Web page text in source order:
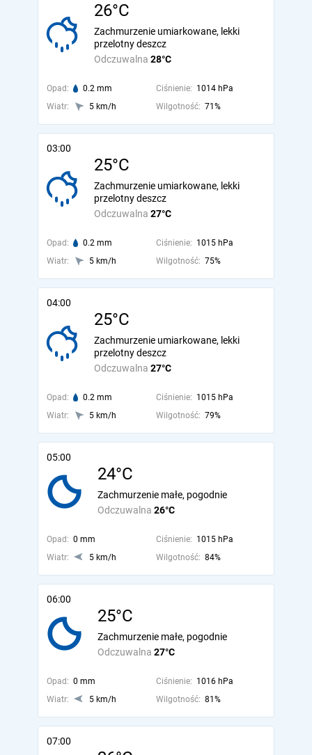
26°C
Odczuwalna 28°C
Zachmurzenie umiarkowane, lekki
przelotny deszcz
Opad: 0.2 mm Ciśnienie: 1014 hPa
Wiatr:
5 km/h Wilgotność: 71%
03:00
25°C
Odczuwalna 27°C
Zachmurzenie umiarkowane, lekki
przelotny deszcz
Opad: 0.2 mm Ciśnienie: 1015 hPa
Wiatr:
5 km/h Wilgotność: 75%
04:00
25°C
Odczuwalna 27°C
Zachmurzenie umiarkowane, lekki
przelotny deszcz
Opad: 0.2 mm Ciśnienie: 1015 hPa
Wiatr:
5 km/h Wilgotność: 79%
05:00
24°C
Odczuwalna 26°C
Zachmurzenie małe, pogodnie
Opad: 0 mm Ciśnienie: 1015 hPa
Wiatr:
5 km/h Wilgotność: 84%
06:00
25°C
Odczuwalna 27°C
Zachmurzenie małe, pogodnie
Opad: 0 mm Ciśnienie: 1016 hPa
Wiatr:
5 km/h Wilgotność: 81%
07:00